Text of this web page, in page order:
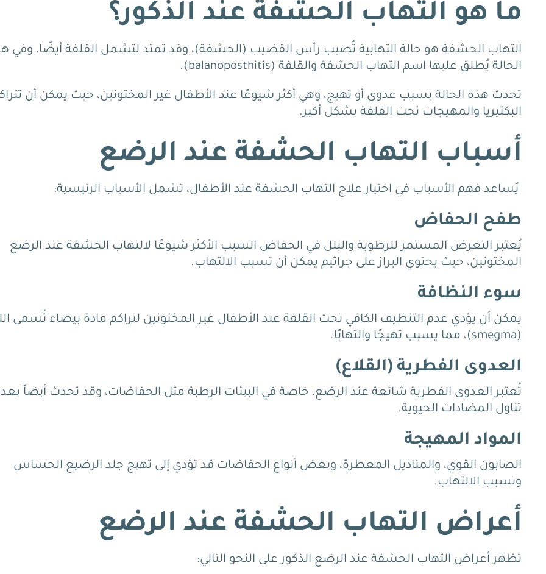
ما هو التهاب الحشفة عند الذكور؟
التهاب الحشفة هو حالة التهابية تُصيب رأس القضيب (الحشفة)، وقد تمتد لتشمل القلفة أيضًا، وفي
الحالة يُطلق عليها اسم التهاب الحشفة والقلفة (balanoposthitis).
تحدث هذه الحالة بسبب عدوى أو تهيج، وهي أكثر شيوعًا عند الأطفال غير المختونين، حيث يمكن أن
البكتيريا والمهيجات تحت القلفة بشكل أكبر.
أسباب التهاب الحشفة عند الرضع
يُساعد فهم الأسباب في اختيار علاج التهاب الحشفة عند الأطفال، تشمل الأسباب الرئيسية:
طفح الحفاض
يُعتبر التعرض المستمر للرطوبة والبلل في الحفاض السبب الأكثر شيوعًا لالتهاب الحشفة عند الرضع
المختونين، حيث يحتوي البراز على جراثيم يمكن أن تسبب الالتهاب.
سوء النظافة
يمكن أن يؤدي عدم التنظيف الكافي تحت القلفة عند الأطفال غير المختونين لتراكم مادة بيضاء تُسمى
(smegma)، مما يسبب تهيجًا والتهابًا.
العدوى الفطرية (القلاع)
تُعتبر العدوى الفطرية شائعة عند الرضع، خاصة في البيئات الرطبة مثل الحفاضات، وقد تحدث أيضاً بعد
تناول المضادات الحيوية.
المواد المهيجة
الصابون القوي، والمناديل المعطرة، وبعض أنواع الحفاضات قد تؤدي إلى تهيج جلد الرضيع الحساس
وتسبب الالتهاب.
أعراض التهاب الحشفة عند الرضع
تظهر أعراض التهاب الحشفة عند الرضع الذكور على النحو التالي: